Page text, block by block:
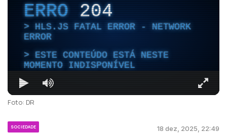
ERRO204
HLS.JS FATAL ERROR - NETWORK
ERROR
ESTE CONTEÚDO ESTÁ NESTE
MOMENTO INDISPONÍVEL
Foto: DR
SOCIEDADE 18 dez, 2025, 22:49